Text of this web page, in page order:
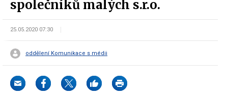
společníků malých s.r.o.
25.05.2020 07:30
oddělení Komunikace s médii